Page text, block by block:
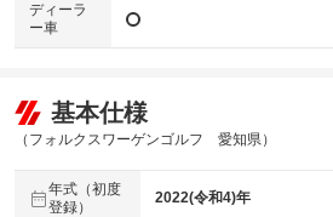
ディーラ
ー車
基本仕様
（フォルクスワーゲンゴルフ 愛知県）
年式（初度
登録）
2022(令和4)年